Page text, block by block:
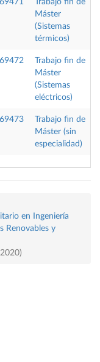
69471
Trabajo fin de
Máster
(Sistemas
térmicos)
69472
Trabajo fin de
Máster
(Sistemas
eléctricos)
69473
Trabajo fin de
Máster (sin
especialidad)
en Ingeniería
Renovables y